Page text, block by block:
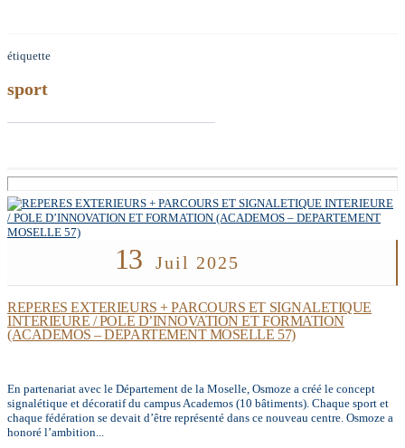
étiquette
sport
13 Juil 2025
REPERES EXTERIEURS + PARCOURS ET SIGNALETIQUE
INTERIEURE / POLE D’INNOVATION ET FORMATION
(ACADEMOS – DEPARTEMENT MOSELLE 57)
En partenariat avec le Département de la Moselle, Osmoze a créé le concept
signalétique et décoratif du campus Academos (10 bâtiments). Chaque sport et
chaque fédération se devait d’être représenté dans ce nouveau centre. Osmoze a
honoré l’ambition...